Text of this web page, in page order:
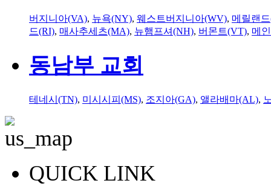
버지니아(VA), 뉴욕(NY), 웨스트버지니아(WV), 메릴랜
드(RI), 매사추세츠(MA), 뉴햄프셔(NH), 버몬트(VT), 메
동남부 교회
테네시(TN), 미시시피(MS), 조지아(GA), 앨라배마(AL),
QUICK LINK